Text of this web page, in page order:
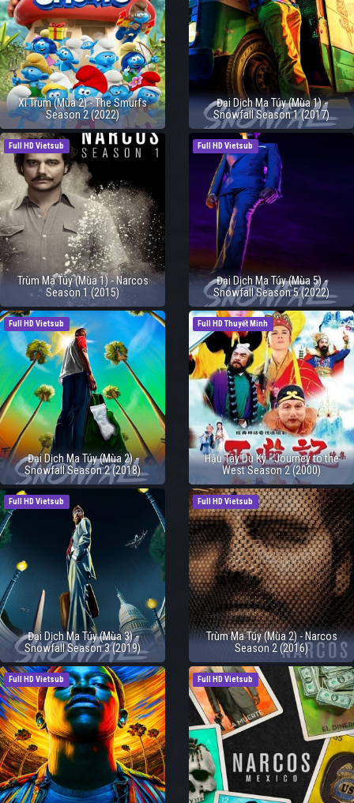
Xì Trum (Mùa 2) - The Smurfs
Season 2 (2022)
Đại Dịch Ma Túy (Mùa 1) -
Snowfall Season 1 (2017)
Full HD Vietsub
Trùm Ma Túy (Mùa 1) - Narcos
Season 1 (2015)
Full HD Vietsub
Đại Dịch Ma Túy (Mùa 5) -
Snowfall Season 5 (2022)
Full HD Vietsub
Đại Dịch Ma Túy (Mùa 2) -
Snowfall Season 2 (2018)
Full HD Thuyết Minh
Hậu Tây Du Ký - Journey to the
West Season 2 (2000)
Full HD Vietsub
Đại Dịch Ma Túy (Mùa 3) -
Snowfall Season 3 (2019)
Full HD Vietsub
Trùm Ma Túy (Mùa 2) - Narcos
Season 2 (2016)
Full HD Vietsub Full HD Vietsub